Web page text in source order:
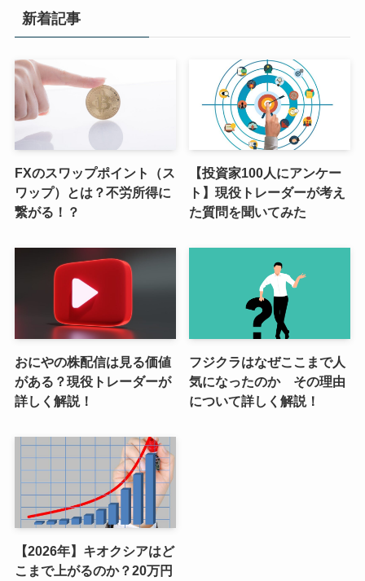
新着記事
FXのスワップポイント（ス
ワップ）とは？不労所得に
繋がる！？
【投資家100人にアンケー
ト】現役トレーダーが考え
た質問を聞いてみた
おにやの株配信は見る価値
がある？現役トレーダーが
詳しく解説！
フジクラはなぜここまで人
気になったのか その理由
について詳しく解説！
【2026年】キオクシアはど
こまで上がるのか？20万円